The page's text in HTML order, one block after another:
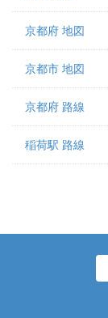
京都府 地図
京都市 地図
京都府 路線
稲荷駅 路線